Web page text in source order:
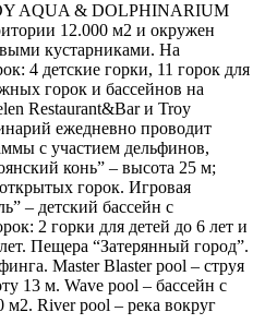
AQUA & DOLPHINARIUM
12.000 м2 и окружен
кустарниками. На
4 детские горки, 11 горок для
горок и бассейнов на
Restaurant&Bar и Troy
ежедневно проводит
с участием дельфинов,
конь” – высота 25 м;
горок. Игровая
– детский бассейн с
2 горки для детей до 6 лет и
Пещера “Затерянный город”.
Master Blaster pool – струя
13 м. Wave pool – бассейн с
м2. River pool – река вокруг